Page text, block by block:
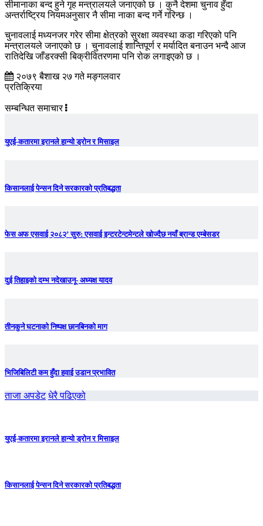
सीमानाका बन्द हुने गृह मन्त्रालयले जनाएको छ । कुनै देशमा चुनाव हुँदा
अन्तर्राष्ट्रिय नियमअनुसार नै सीमा नाका बन्द गर्ने गरिन्छ ।
चुनावलाई मध्यनजर गरेर सीमा क्षेत्रको सुरक्षा व्यवस्था कडा गरिएको पनि
मन्त्रालयले जनाएको छ । चुनावलाई शान्तिपूर्ण र मर्यादित बनाउन भन्दै आज
रातिदेखि जाँडरक्सी बिक्रीवितरणमा पनि रोक लगाइएको छ ।
२०७९ बैशाख २७ गते मङ्गलवार
प्रतिक्रिया
सम्बन्धित समाचार
युएई-कतारमा इरानले हान्यो ड्रोन र मिसाइल
किसानलाई पेन्सन दिने सरकारको प्रतिबद्धता
फेस अफ एसवाई २०८२’ सुरु: एसवाई इन्टरटेन्टमेन्टले खोज्दैछ नयाँ ब्रान्ड एम्बेसडर
दुई तिहाइको दम्भ नदेखाउनू- अध्यक्ष यादव
तीनकुने घटनाकाे निष्पक्ष छानबिनकाे माग
भिजिबिलिटी कम हुँदा हवाई उडान प्रभावित
ताजा अपडेट धेरै पढिएको
युएई-कतारमा इरानले हान्यो ड्रोन र मिसाइल
किसानलाई पेन्सन दिने सरकारको प्रतिबद्धता